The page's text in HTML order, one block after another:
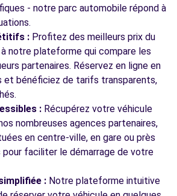
- notre parc automobile répond à
: Profitez des meilleurs prix du
notre plateforme qui compare les
partenaires. Réservez en ligne en
et bénéficiez de tarifs transparents,
: Récupérez votre véhicule
nombreuses agences partenaires,
en centre-ville, en gare ou près
faciliter le démarrage de votre
: Notre plateforme intuitive